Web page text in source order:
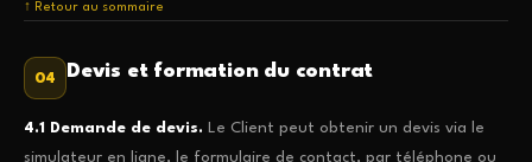
↑ Retour au sommaire
04 Devis et formation du contrat
4.1 Demande de devis. Le Client peut obtenir un devis via le
simulateur en ligne, le formulaire de contact, par téléphone ou